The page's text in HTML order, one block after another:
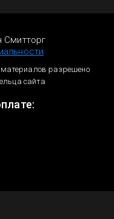
Смитторг
материалов разрешено
сайта